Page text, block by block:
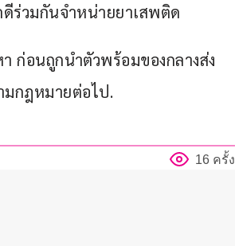
ร่วมกันจำหน่ายยาเสพติด
ก่อนถูกนำตัวพร้อมของกลางส่ง
กฎหมายต่อไป.
16 ครั้ง